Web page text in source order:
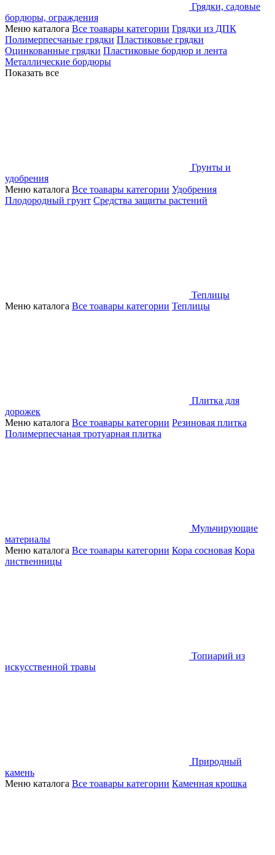
Грядки, садовые
бордюры, ограждения
Меню каталога Все тоавары категории Грядки из ДПК
Полимерпесчаные грядки Пластиковые грядки
Оцинкованные грядки Пластиковые бордюр и лента
Металлические бордюры
Показать все
Грунты и
удобрения
Меню каталога Все тоавары категории Удобрения
Плодородный грунт Средства защиты растений
Теплицы
Меню каталога Все тоавары категории Теплицы
Плитка для
дорожек
Меню каталога Все тоавары категории Резиновая плитка
Полимерпесчаная тротуарная плитка
Мульчирующие
материалы
Меню каталога Все тоавары категории Кора сосновая Кора
лиственницы
Топиарий из
искусственной травы
Природный
камень
Меню каталога Все тоавары категории Каменная крошка